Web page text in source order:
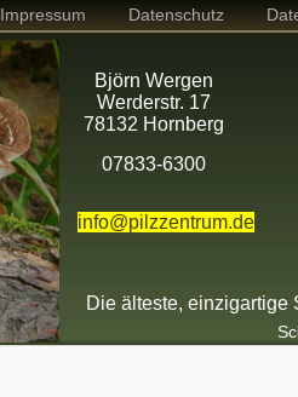
Impressum Datenschutz
Die älteste, einzigartige
Björn Wergen
Werderstr. 17
78132 Hornberg
07833-6300
info@pilzzentrum.de